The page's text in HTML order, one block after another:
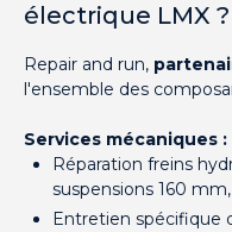
électrique LMX ?
Repair and run,
l'ensemble des
Services mécaniques :
Réparation freins
suspensions 160
Entretien spécifique